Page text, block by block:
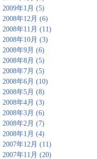
2009年1月 (5)
2008年12月 (6)
2008年11月 (11)
2008年10月 (3)
2008年9月 (6)
2008年8月 (5)
2008年7月 (5)
2008年6月 (10)
2008年5月 (8)
2008年4月 (3)
2008年3月 (6)
2008年2月 (7)
2008年1月 (4)
2007年12月 (11)
2007年11月 (20)